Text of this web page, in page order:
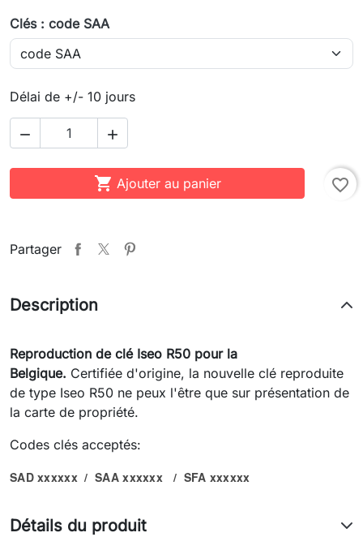
Clés : code SAA
Délai de +/- 10 jours
 
 Ajouter au panier favorite_border
Partager
Description
Reproduction de clé Iseo R50 pour la
Belgique. Certifiée d'origine, la nouvelle clé reproduite
de type Iseo R50 ne peux l'être que sur présentation de
la carte de propriété.
Codes clés acceptés:
SAD xxxxxx / SAA xxxxxx / SFA xxxxxx
Détails du produit